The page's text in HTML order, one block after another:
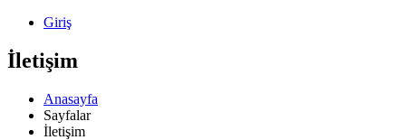
Giriş
İletişim
Anasayfa
Sayfalar
İletişim